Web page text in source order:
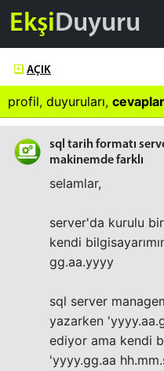
EkşiDuyuru
AÇIK
profil, duyuruları,
sql tarih formatı
makinemde farklı
selamlar,
server'da kurulu
kendi
gg.aa.yyyy
sql server
yazarken
ediyor ama kendi
'yyyy.gg.aa